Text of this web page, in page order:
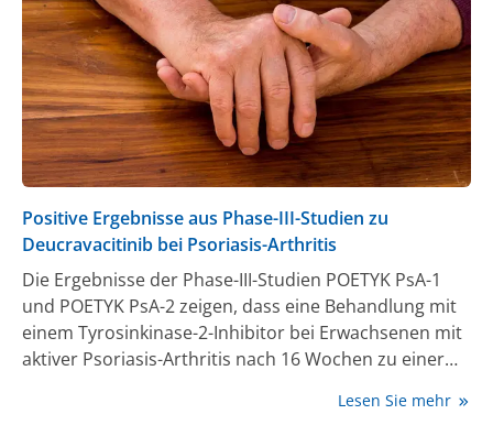
Positive Ergebnisse aus Phase-III-Studien zu
Deucravacitinib bei Psoriasis-Arthritis
Die Ergebnisse der Phase-III-Studien POETYK PsA-1
und POETYK PsA-2 zeigen, dass eine Behandlung mit
einem Tyrosinkinase-2-Inhibitor bei Erwachsenen mit
aktiver Psoriasis-Arthritis nach 16 Wochen zu einer
und -symptome führte. Der primäre Endpunkt, ein
Lesen Sie mehr